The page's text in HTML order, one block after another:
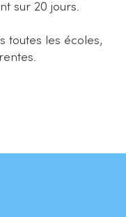
sur 20 jours.
toutes les écoles,